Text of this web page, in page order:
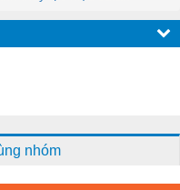
nhóm